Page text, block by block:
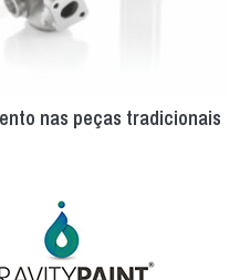
nas peças tradicionais